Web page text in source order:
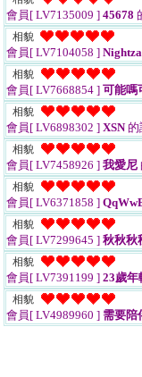
會員[ LV7135009 ] 45678
相貌
會員[ LV7104058 ] Nightza
相貌
會員[ LV7668854 ] 可能嗎
相貌
會員[ LV6898302 ] XSN的
相貌
會員[ LV7458926 ] 我愛尼
相貌
會員[ LV6371858 ]
相貌
會員[ LV7299645 ] 秋秋秋
相貌
會員[ LV7391199 ] 23歲年
相貌
會員[ LV4989960 ] 需要陪